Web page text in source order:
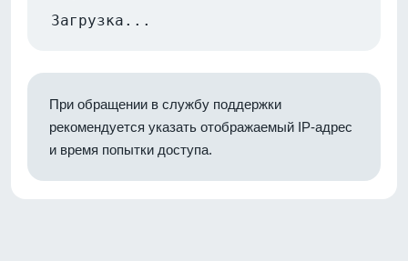
Загрузка...
При обращении в службу поддержки
рекомендуется указать отображаемый IP-адрес
и время попытки доступа.